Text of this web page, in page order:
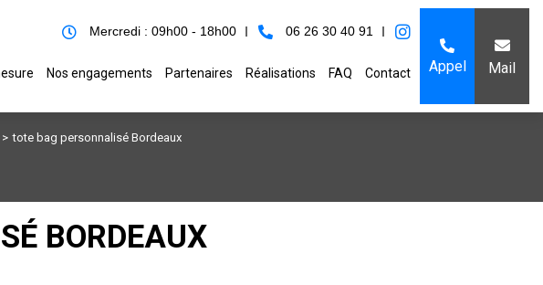
Mercredi : 09h00 - 18h00 06 26 30 40 91
Nos engagements Partenaires Réalisations FAQ Contact Appel Mail
tote bag personnalisé Bordeaux
BORDEAUX